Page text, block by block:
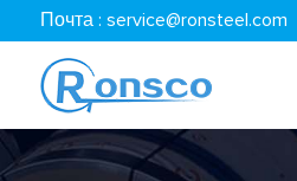
Почта : service@ronsteel.com